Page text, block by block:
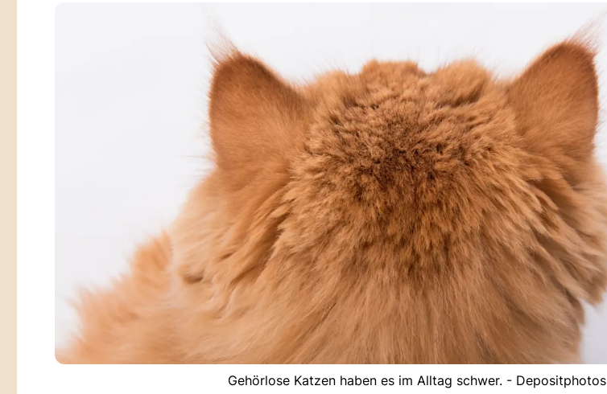
Gehörlose Katzen haben es im Alltag schwer. - Depositphotos